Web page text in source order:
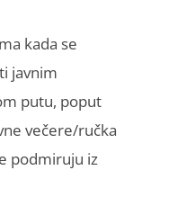
kada se
javnim
putu, poput
večere/ručka
podmiruju iz